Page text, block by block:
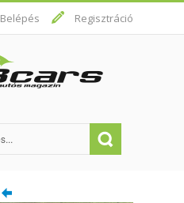
Belépés Regisztráció